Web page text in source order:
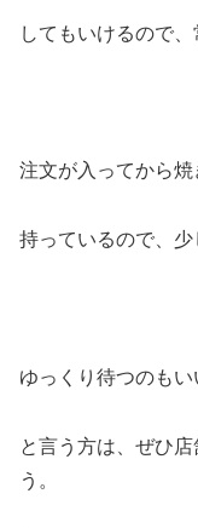
してもいけるので
注文が入ってから
持っているので、少
ゆっくり待つのも
と言う方は、ぜひ
う。